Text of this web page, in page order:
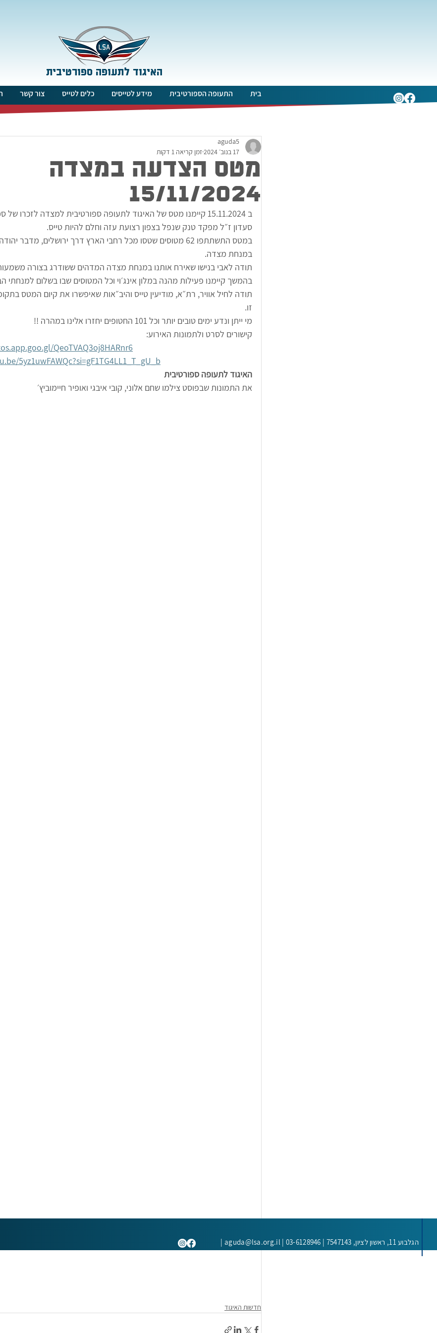
האיגוד לתעופה ספורטיבית
בית התעופה הספורטיבית מידע לטייסים כלים לטייס צור קשר
מטס הצדעה במצדה
15/11/2024
aguda5
17 בנוב׳ 2024
זמן קריאה 1 דקות
ב 15.11.2024 קיימנו מטס של האיגוד לתעופה ספורטיבית למצדה לזכרו של
סעדון ז״ל מפקד טנק שנפל בצפון רצועת עזה וחלם להיות טייס.
במטס התשתתפו 62 מטוסים שטסו מכל רחבי הארץ דרך ירושלים, מדבר
במנחת מצדה.
תודה לאבי בנישו שאירח אותנו במנחת מצדה המדהים ששודרג בצורה
בהמשך קיימנו פעילות מהנה במלון אינג׳וי וכל המטוסים שבו בשלום למנחתי
תודה לחיל אוויר, רת״א, מודיעין טייס והיב״אות שאיפשרו את קיום המטס
זו.
מי ייתן ונדע ימים טובים יותר וכל 101 החטופים יחזרו אלינו במהרה !!
קישורים לסרט ולתמונות האירוע:
QeoTVAQ3oj8HARnr6
5yz1uwFAWQc?si=gF1TG4LL1_T_gU_b
האיגוד לתעופה ספורטיבית
את התמונות שבפוסט צילמו שחם אלוני, קובי איבגי ואופיר חיימוביץ׳
חדשות האיגוד
הגלבוע 11, ראשון לציון, 7547143 |
aguda@lsa.org.il | 03-6128946 |